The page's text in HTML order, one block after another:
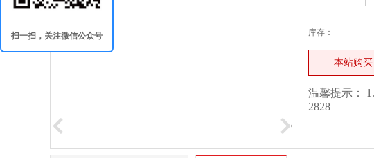
库存：
本站购买
温馨提示：
2828
扫一扫，关注微信公众号